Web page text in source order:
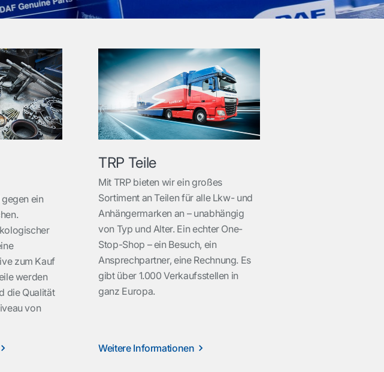
gegen ein
zum Kauf
werden
die Qualität
von
TRP Teile
Mit TRP bieten wir ein großes
Sortiment an Teilen für alle Lkw- und
Anhängermarken an – unabhängig
von Typ und Alter. Ein echter One-
Stop-Shop – ein Besuch, ein
Ansprechpartner, eine Rechnung. Es
gibt über 1.000 Verkaufsstellen in
ganz Europa.
Weitere Informationen